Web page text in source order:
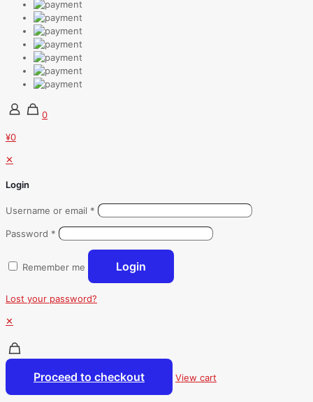
0
¥0
✕
Login
Username or email *
Password *
Remember me Login
Lost your password?
✕
Proceed to checkout View cart